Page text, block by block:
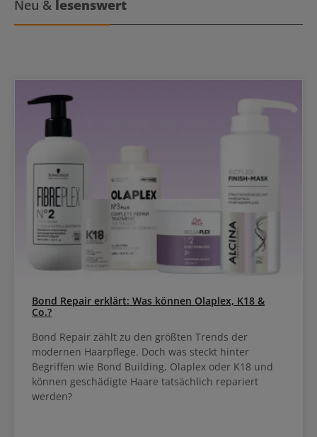
Neu & lesenswert
Bond Repair erklärt: Was können Olaplex, K18 &
Co.?
Bond Repair zählt zu den größten Trends der
modernen Haarpflege. Doch was steckt hinter
Begriffen wie Bond Building, Olaplex oder K18 und
können geschädigte Haare tatsächlich repariert
werden?